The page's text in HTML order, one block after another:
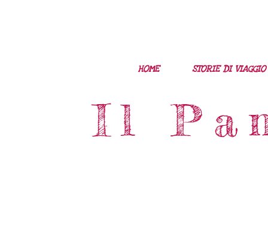
HOME STORIE DI VIAGGIO
Il